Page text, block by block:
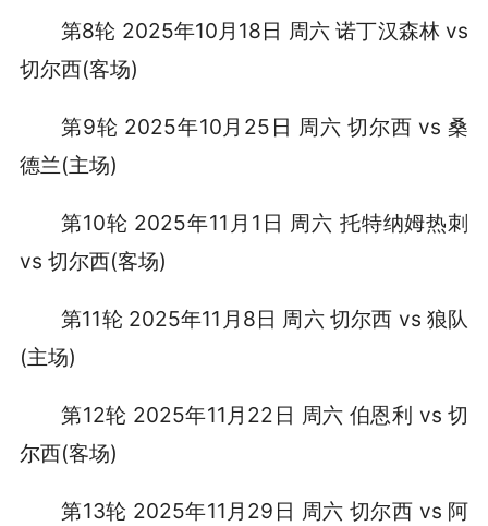
第8轮 2025年10月18日 周六 诺丁汉森林 vs
切尔西(客场)
第9轮 2025年10月25日 周六 切尔西 vs 桑
德兰(主场)
第10轮 2025年11月1日 周六 托特纳姆热刺
vs 切尔西(客场)
第11轮 2025年11月8日 周六 切尔西 vs 狼队
(主场)
第12轮 2025年11月22日 周六 伯恩利 vs 切
尔西(客场)
第13轮 2025年11月29日 周六 切尔西 vs 阿